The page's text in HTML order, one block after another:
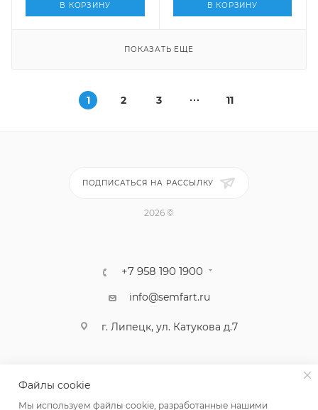
В КОРЗИНУ В КОРЗИНУ
ПОКАЗАТЬ ЕЩЕ
1 2 3 11
ПОДПИСАТЬСЯ НА РАССЫЛКУ
2026 ©
+7 958 190 1900
info@semfart.ru
г. Липецк, ул. Катукова д.7
Файлы cookie
Мы используем файлы cookie, разработанные нашими